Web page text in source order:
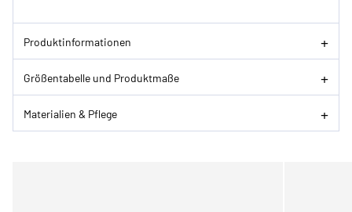
Produktinformationen
Größentabelle und Produktmaße
Materialien & Pflege